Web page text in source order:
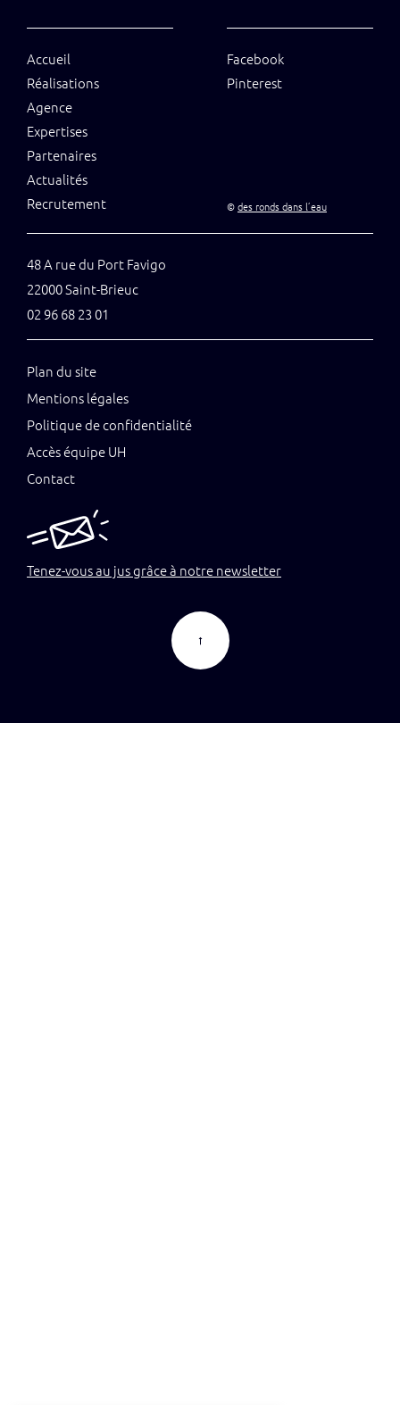
Plan du site
Mentions légales
Politique de confidentialité
Accès équipe UH
Contact
Tenez-vous au jus grâce à notre newsletter
48 A rue du Port Favigo
22000 Saint-Brieuc
02 96 68 23 01
Accueil
Réalisations
Agence
Expertises
Partenaires
Actualités
Recrutement
Facebook
Pinterest
©des ronds dans l’eau